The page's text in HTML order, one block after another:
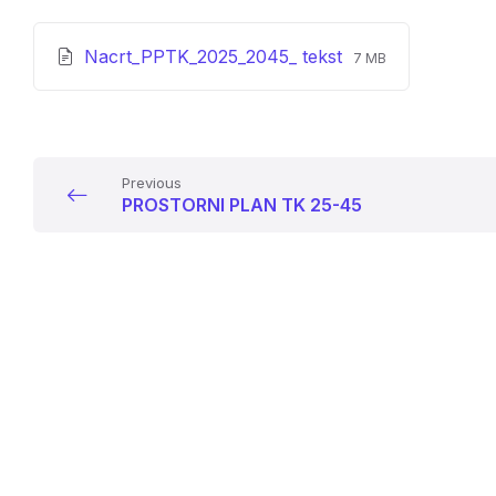
Nacrt_PPTK_2025_2045_ tekst File
File
7 MB
Previous
PROSTORNI PLAN TK 25-45